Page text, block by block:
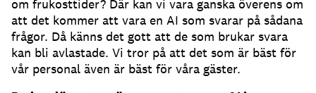
om frukosttider? Där kan vi vara ganska överens om
att det kommer att vara en AI som svarar på sådana
frågor. Då känns det gott att de som brukar svara
kan bli avlastade. Vi tror på att det som är bäst för
vår personal även är bäst för våra gäster.